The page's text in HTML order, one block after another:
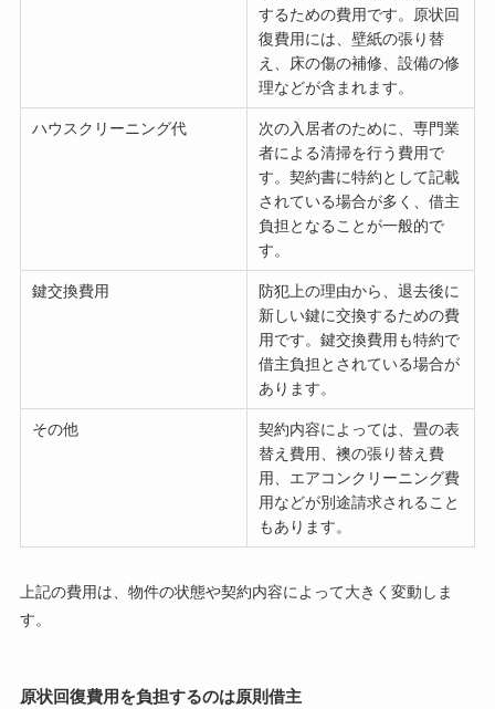
するための費用です。原状回
復費用には、壁紙の張り替
え、床の傷の補修、設備の修
理などが含まれます。
ハウスクリーニング代
次の入居者のために、専門業
者による清掃を行う費用で
す。契約書に特約として記載
されている場合が多く、借主
負担となることが一般的で
す。
鍵交換費用
防犯上の理由から、退去後に
新しい鍵に交換するための費
用です。鍵交換費用も特約で
借主負担とされている場合が
あります。
その他
契約内容によっては、畳の表
替え費用、襖の張り替え費
用、エアコンクリーニング費
用などが別途請求されること
もあります。
上記の費用は、物件の状態や契約内容によって大きく変動しま
す。
原状回復費用を負担するのは原則借主